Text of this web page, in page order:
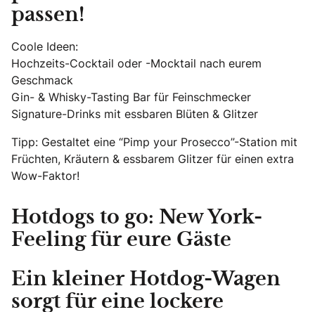
passen!
Coole Ideen:
Hochzeits-Cocktail oder -Mocktail nach eurem
Geschmack
Gin- & Whisky-Tasting Bar für Feinschmecker
Signature-Drinks mit essbaren Blüten & Glitzer
Tipp: Gestaltet eine “Pimp your Prosecco”-Station mit
Früchten, Kräutern & essbarem Glitzer für einen extra
Wow-Faktor!
Hotdogs to go: New York-
Feeling für eure Gäste
Ein kleiner Hotdog-Wagen
sorgt für eine lockere